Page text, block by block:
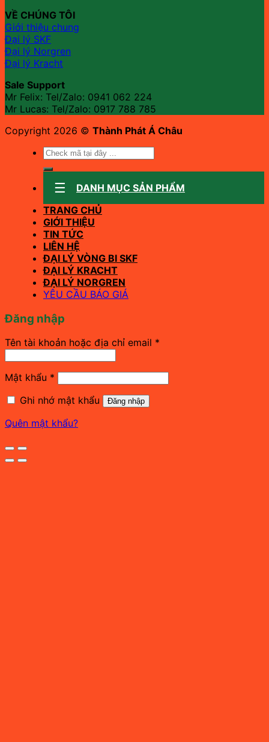
VỀ CHÚNG TÔI
Giới thiệu chung
Đại lý SKF
Đại lý Norgren
Đại lý Kracht
Sale Support
Mr Felix: Tel/Zalo: 0941 062 224
Mr Lucas: Tel/Zalo: 0917 788 785
Copyright 2026 © Thành Phát Á Châu
Tìm
kiếm:
DANH MỤC SẢN PHẨM
TRANG CHỦ
GIỚI THIỆU
TIN TỨC
LIÊN HỆ
ĐẠI LÝ VÒNG BI SKF
ĐẠI LÝ KRACHT
ĐẠI LÝ NORGREN
YÊU CẦU BÁO GIÁ
Đăng nhập
Tên tài khoản hoặc địa chỉ email *
Mật khẩu *
Ghi nhớ mật khẩu
Đăng nhập
Quên mật khẩu?